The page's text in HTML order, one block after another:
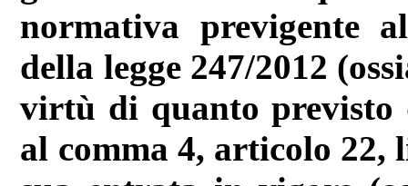
normativa previgente
della legge 247/2012
virtù di quanto
al comma 4, articolo